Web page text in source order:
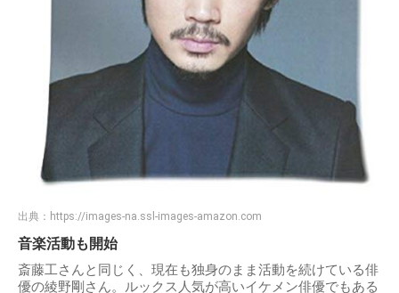
出典： https://images-na.ssl-images-amazon.com
音楽活動も開始
斎藤工さんと同じく、現在も独身のまま活動を続けている俳
優の綾野剛さん。ルックス人気が高いイケメン俳優でもある